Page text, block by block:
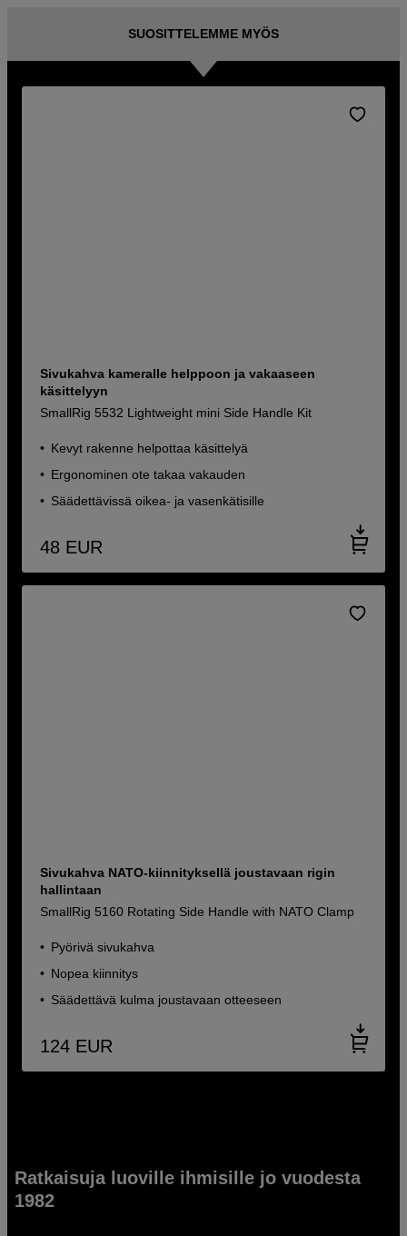
SUOSITTELEMME MYÖS
Sivukahva kameralle helppoon ja vakaaseen
käsittelyyn
SmallRig 5532 Lightweight mini Side Handle Kit
Kevyt rakenne helpottaa käsittelyä
Ergonominen ote takaa vakauden
Säädettävissä oikea- ja vasenkätisille
48 EUR
Sivukahva NATO-kiinnityksellä joustavaan rigin
hallintaan
SmallRig 5160 Rotating Side Handle with NATO Clamp
Pyörivä sivukahva
Nopea kiinnitys
Säädettävä kulma joustavaan otteeseen
124 EUR
Ratkaisuja luoville ihmisille jo vuodesta
1982